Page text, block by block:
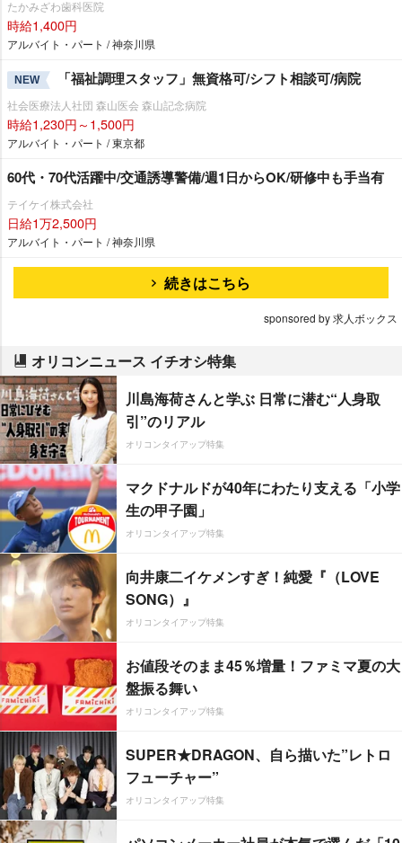
たかみざわ歯科医院
時給1,400円
アルバイト・パート / 神奈川県
NEW 「福祉調理スタッフ」無資格可/シフト相談可/病院
社会医療法人社団 森山医会 森山記念病院
時給1,230円～1,500円
アルバイト・パート / 東京都
60代・70代活躍中/交通誘導警備/週1日からOK/研修中も手当有
テイケイ株式会社
日給1万2,500円
アルバイト・パート / 神奈川県
続きはこちら
sponsored by 求人ボックス
オリコンニュース イチオシ特集
川島海荷さんと学ぶ 日常に潜む“人身取
引”のリアル
オリコンタイアップ特集
マクドナルドが40年にわたり支える「小学
生の甲子園」
オリコンタイアップ特集
向井康二イケメンすぎ！純愛『（LOVE
SONG）』
オリコンタイアップ特集
お値段そのまま45％増量！ファミマ夏の大
盤振る舞い
オリコンタイアップ特集
SUPER★DRAGON、自ら描いた”レトロ
フューチャー”
オリコンタイアップ特集